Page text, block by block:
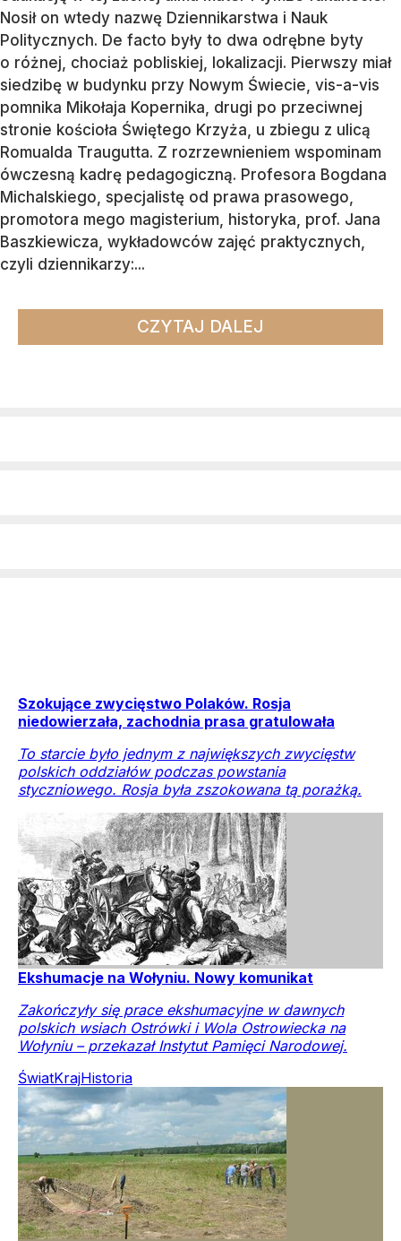
Nosił on wtedy nazwę Dziennikarstwa i Nauk
Politycznych. De facto były to dwa odrębne byty
o różnej, chociaż pobliskiej, lokalizacji. Pierwszy miał
siedzibę w budynku przy Nowym Świecie, vis-a-vis
pomnika Mikołaja Kopernika, drugi po przeciwnej
stronie kościoła Świętego Krzyża, u zbiegu z ulicą
Romualda Traugutta. Z rozrzewnieniem wspominam
ówczesną kadrę pedagogiczną. Profesora Bogdana
Michalskiego, specjalistę od prawa prasowego,
promotora mego magisterium, historyka, prof. Jana
Baszkiewicza, wykładowców zajęć praktycznych,
czyli dziennikarzy:...
CZYTAJ DALEJ
Szokujące zwycięstwo Polaków. Rosja
niedowierzała, zachodnia prasa gratulowała
To starcie było jednym z największych zwycięstw
polskich oddziałów podczas powstania
styczniowego. Rosja była zszokowana tą porażką.
Ekshumacje na Wołyniu. Nowy komunikat
Zakończyły się prace ekshumacyjne w dawnych
polskich wsiach Ostrówki i Wola Ostrowiecka na
Wołyniu – przekazał Instytut Pamięci Narodowej.
ŚwiatKrajHistoria